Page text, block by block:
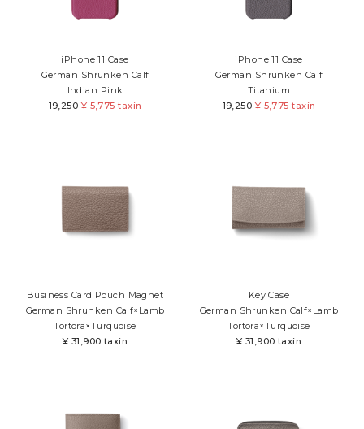
iPhone 11 Case
German Shrunken Calf
Indian Pink
19,250 ¥ 5,775 taxin
iPhone 11 Case
German Shrunken Calf
Titanium
19,250 ¥ 5,775 taxin
Business Card Pouch Magnet
German Shrunken Calf×Lamb
Tortora×Turquoise
¥ 31,900 taxin
Key Case
German Shrunken Calf×Lamb
Tortora×Turquoise
¥ 31,900 taxin